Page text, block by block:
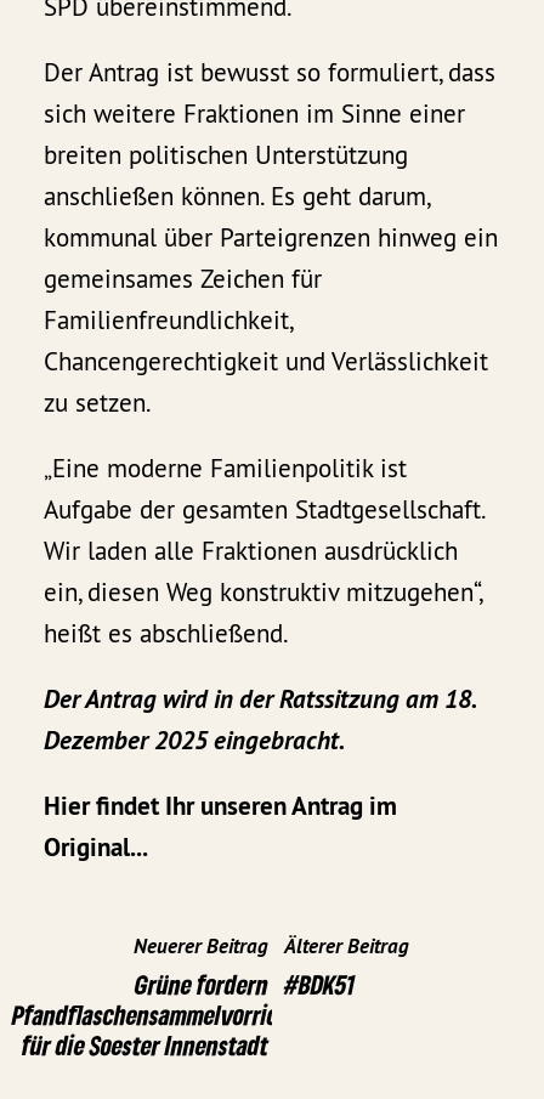
SPD übereinstimmend.
Der Antrag ist bewusst so formuliert, dass
sich weitere Fraktionen im Sinne einer
breiten politischen Unterstützung
anschließen können. Es geht darum,
kommunal über Parteigrenzen hinweg ein
gemeinsames Zeichen für
Familienfreundlichkeit,
Chancengerechtigkeit und Verlässlichkeit
zu setzen.
„Eine moderne Familienpolitik ist
Aufgabe der gesamten Stadtgesellschaft.
Wir laden alle Fraktionen ausdrücklich
ein, diesen Weg konstruktiv mitzugehen“,
heißt es abschließend.
Der Antrag wird in der Ratssitzung am 18.
Dezember 2025 eingebracht.
Hier findet Ihr unseren Antrag im
Original...
Neuerer Beitrag
Grüne fordern
Pfandflaschensammelvorrichtungen
für die Soester Innenstadt
Älterer Beitrag
#BDK51